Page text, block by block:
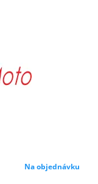
Na objednávku